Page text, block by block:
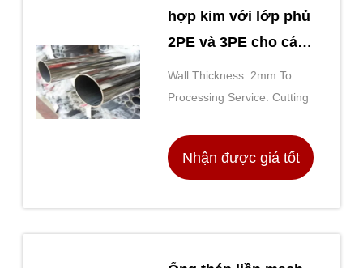
hợp kim với lớp phủ
2PE và 3PE cho các
ứng dụng áp suất
cao và độ dày tường
Wall Thickness: 2mm To
60mm
Processing Service: Cutting
Nhận được giá tốt